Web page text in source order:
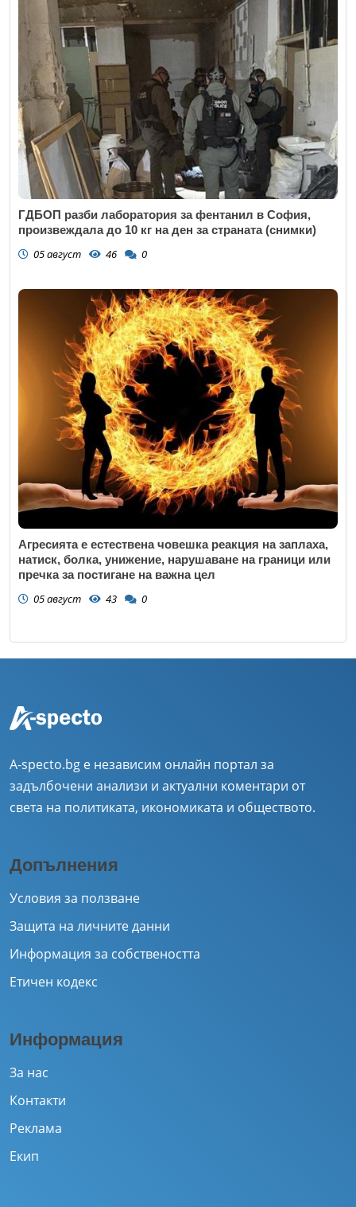
ГДБОП разби лаборатория за фентанил в София,
произвеждала до 10 кг на ден за страната (снимки)
05 август 46 0
Агресията е естествена човешка реакция на заплаха,
натиск, болка, унижение, нарушаване на граници или
пречка за постигане на важна цел
05 август 43 0
A-specto.bg е независим онлайн портал за
задълбочени анализи и актуални коментари от
света на политиката, икономиката и обществото.
Допълнения
Условия за ползване
Защита на личните данни
Информация за собствеността
Етичен кодекс
Информация
За нас
Контакти
Реклама
Екип